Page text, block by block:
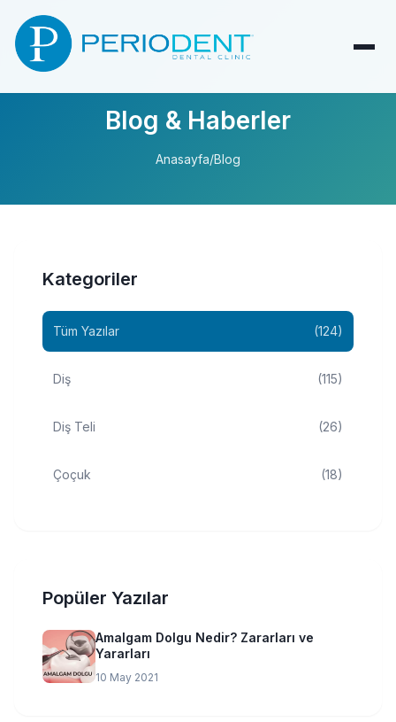
Blog & Haberler
Anasayfa/Blog
Kategoriler
Tüm Yazılar (124)
Diş (115)
Diş Teli (26)
Çoçuk (18)
Popüler Yazılar
Amalgam Dolgu Nedir? Zararları ve
Yararları
10 May 2021